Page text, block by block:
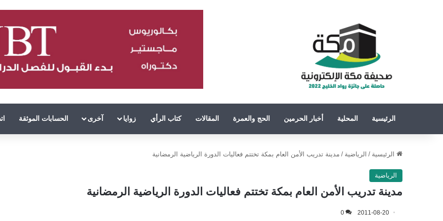
الرئيسية المحلية أخبار الحرمين الحج والعمرة المقالات كتاب الرأي زوايا آخرى الحسابات الموثقة
الرئيسية / الرياضية / مدينة تدريب الأمن العام بمكة تختتم فعاليات الدورة الرياضية الرمضانية
الرياضية
مدينة تدريب الأمن العام بمكة تختتم فعاليات الدورة الرياضية الرمضانية
2011-08-20
0